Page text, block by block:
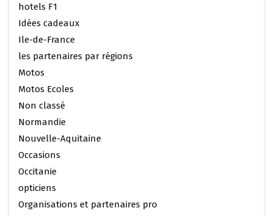
hotels F1
Idées cadeaux
Ile-de-France
les partenaires par régions
Motos
Motos Ecoles
Non classé
Normandie
Nouvelle-Aquitaine
Occasions
Occitanie
opticiens
Organisations et partenaires pro